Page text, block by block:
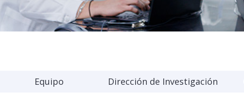
Equipo Dirección de Investigación